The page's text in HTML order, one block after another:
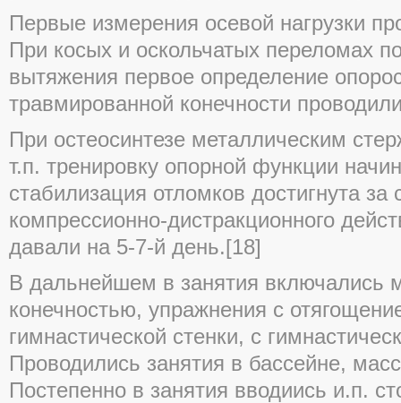
Первые измерения осевой нагрузки
При косых и оскольчатых переломах
вытяжения первое определение
травмированной конечности
При остеосинтезе металлическим
т.п. тренировку опорной функции
стабилизация отломков достигнута за
компрессионно-дистракционного
давали на 5-7-й день.[18]
В дальнейшем в занятия включались
конечностью, упражнения с
гимнастической стенки, с
Проводились занятия в бассейне,
Постепенно в занятия вводиись и.п.